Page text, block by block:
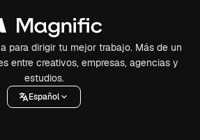
para dirigir tu mejor trabajo. Más de un
entre creativos, empresas, agencias y
estudios.
Español